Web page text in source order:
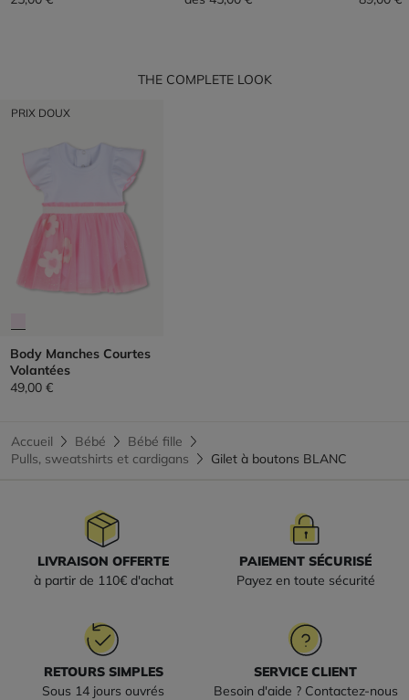
THE COMPLETE LOOK
PRIX DOUX
Body Manches Courtes
Volantées
49,00 €
Accueil Bébé
Bébé fille
Pulls, sweatshirts et cardigans
Gilet à boutons BLANC
LIVRAISON OFFERTE
à partir de 110€ d'achat
PAIEMENT SÉCURISÉ
Payez en toute sécurité
RETOURS SIMPLES
Sous 14 jours ouvrés
SERVICE CLIENT
Besoin d'aide ? Contactez-nous